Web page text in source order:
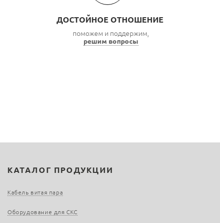
ДОСТОЙНОЕ ОТНОШЕНИЕ
поможем и поддержим,
решим вопросы
КАТАЛОГ ПРОДУКЦИИ
Кабель витая пара
Оборудование для СКС